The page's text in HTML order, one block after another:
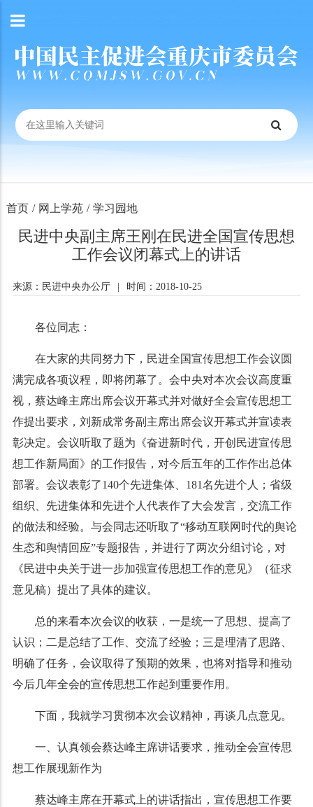
首页 / 网上学苑 / 学习园地
民进中央副主席王刚在民进全国宣传思想
工作会议闭幕式上的讲话
来源：民进中央办公厅 时间：2018-10-25
各位同志：
在大家的共同努力下，民进全国宣传思想工作会议圆
满完成各项议程，即将闭幕了。会中央对本次会议高度重
视，蔡达峰主席出席会议开幕式并对做好全会宣传思想工
作提出要求，刘新成常务副主席出席会议开幕式并宣读表
彰决定。会议听取了题为《奋进新时代，开创民进宣传思
想工作新局面》的工作报告，对今后五年的工作作出总体
部署。会议表彰了140个先进集体、181名先进个人；省级
组织、先进集体和先进个人代表作了大会发言，交流工作
的做法和经验。与会同志还听取了“移动互联网时代的舆论
生态和舆情回应”专题报告，并进行了两次分组讨论，对
《民进中央关于进一步加强宣传思想工作的意见》（征求
意见稿）提出了具体的建议。
总的来看本次会议的收获，一是统一了思想、提高了
认识；二是总结了工作、交流了经验；三是理清了思路、
明确了任务，会议取得了预期的效果，也将对指导和推动
今后几年全会的宣传思想工作起到重要作用。
下面，我就学习贯彻本次会议精神，再谈几点意见。
一、认真领会蔡达峰主席讲话要求，推动全会宣传思
想工作展现新作为
蔡达峰主席在开幕式上的讲话指出，宣传思想工作要